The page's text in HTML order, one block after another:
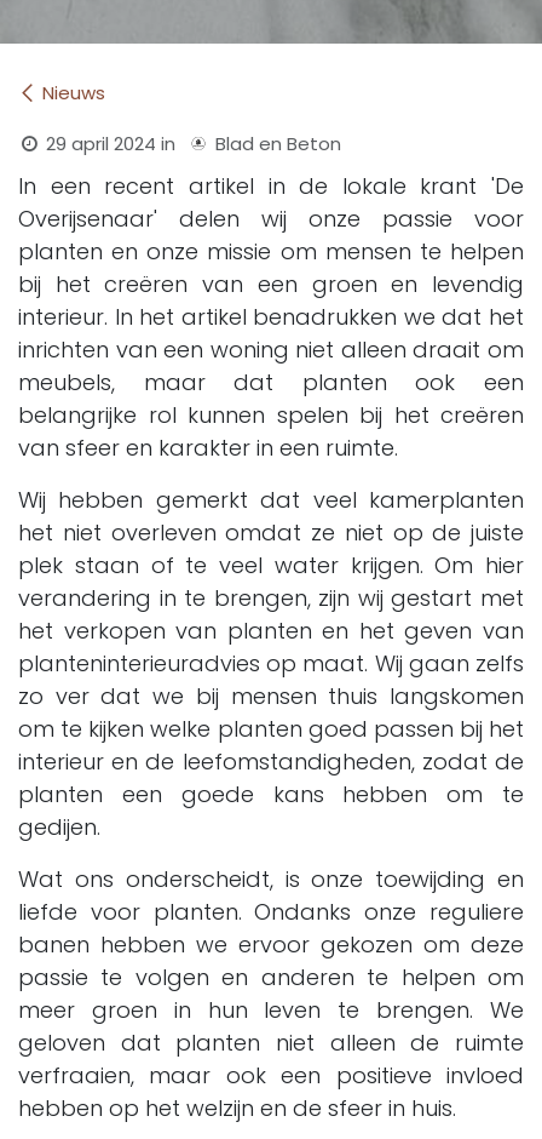
​Nieuws
29 april 2024 in Blad en Beton
In een recent artikel in de lokale krant 'De
Overijsenaar' delen wij onze passie voor
planten en onze missie om mensen te helpen
bij het creëren van een groen en levendig
interieur. In het artikel benadrukken we dat het
inrichten van een woning niet alleen draait om
meubels, maar dat planten ook een
belangrijke rol kunnen spelen bij het creëren
van sfeer en karakter in een ruimte.
Wij hebben gemerkt dat veel kamerplanten
het niet overleven omdat ze niet op de juiste
plek staan of te veel water krijgen. Om hier
verandering in te brengen, zijn wij gestart met
het verkopen van planten en het geven van
planteninterieuradvies op maat. Wij gaan zelfs
zo ver dat we bij mensen thuis langskomen
om te kijken welke planten goed passen bij het
interieur en de leefomstandigheden, zodat de
planten een goede kans hebben om te
gedijen.
Wat ons onderscheidt, is onze toewijding en
liefde voor planten. Ondanks onze reguliere
banen hebben we ervoor gekozen om deze
passie te volgen en anderen te helpen om
meer groen in hun leven te brengen. We
geloven dat planten niet alleen de ruimte
verfraaien, maar ook een positieve invloed
hebben op het welzijn en de sfeer in huis.